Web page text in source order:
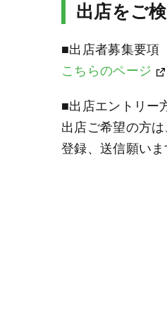
出店をご
■出店者募集要項
こちらのページ
■出店エントリー
出店ご希望の方
登録、送信願いま